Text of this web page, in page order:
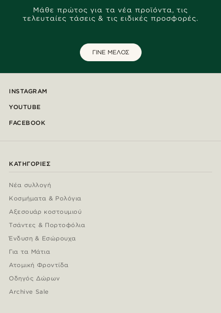
Μάθε πρώτος για τα νέα προϊόντα, τις
τελευταίες τάσεις & τις ειδικές προσφορές.
ΓΙΝΕ ΜΕΛΟΣ
INSTAGRAM
YOUTUBE
FACEBOOK
ΚΑΤΗΓΟΡΊΕΣ
Νέα συλλογή
Κοσμήματα & Ρολόγια
Αξεσουάρ κοστουμιού
Τσάντες & Πορτοφόλια
Ένδυση & Εσώρουχα
Για τα Μάτια
Ατομική Φροντίδα
Οδηγός Δώρων
Archive Sale